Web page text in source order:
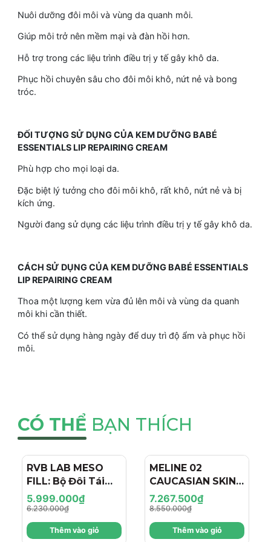
Nuôi dưỡng đôi môi và vùng da quanh môi.
Giúp môi trở nên mềm mại và đàn hồi hơn.
Hỗ trợ trong các liệu trình điều trị y tế gây khô da.
Phục hồi chuyên sâu cho đôi môi khô, nứt nẻ và bong
tróc.
ĐỐI TƯỢNG SỬ DỤNG CỦA KEM DƯỠNG BABÉ
ESSENTIALS LIP REPAIRING CREAM
Phù hợp cho mọi loại da.
Đặc biệt lý tưởng cho đôi môi khô, rất khô, nứt nẻ và bị
kích ứng.
Người đang sử dụng các liệu trình điều trị y tế gây khô da.
CÁCH SỬ DỤNG CỦA KEM DƯỠNG BABÉ ESSENTIALS
LIP REPAIRING CREAM
Thoa một lượng kem vừa đủ lên môi và vùng da quanh
môi khi cần thiết.
Có thể sử dụng hàng ngày để duy trì độ ẩm và phục hồi
môi.
CÓ THỂ BẠN THÍCH
- 4%
RVB LAB MESO
FILL: Bộ Đôi Tái
Tạo & Nâng Cơ
Chuyên Sâu - Hiệu
Ứng "Filler + Botox
Like" Cho Làn Da
5.999.000₫
6.230.000₫
Thêm vào giỏ
MELINE 02
CAUCASIAN SKIN
DAY/NIGHT / BỘ
ĐÔI TRỊ NÁM
NGÀY/ĐÊM, SÁNG
DA, TRẺ HÓA VÀ
7.267.500₫
8.550.000₫
Thêm vào giỏ